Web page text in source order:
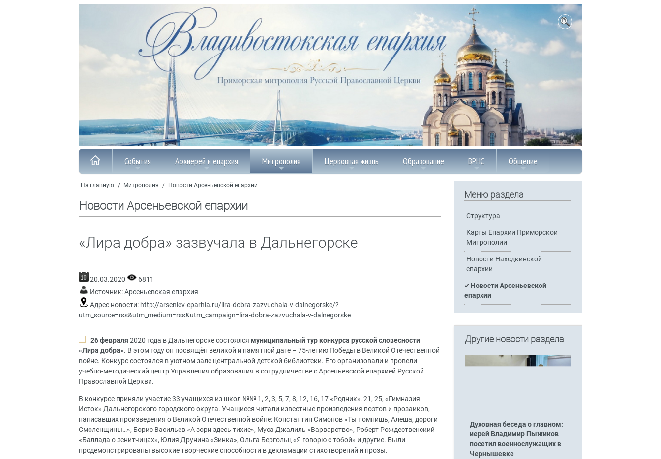
События Архиерей и епархия Митрополия Церковная жизнь Образование ВРНС Общение
На главную / Митрополия / Новости Арсеньевской епархии
Новости Арсеньевской епархии
«Лира добра» зазвучала в Дальнегорске
20.03.2020
6811
Источник:Арсеньевская епархия
Адрес новости: http://arseniev-eparhia.ru/lira-dobra-zazvuchala-v-dalnegorske/?
utm_source=rss&utm_medium=rss&utm_campaign=lira-dobra-zazvuchala-v-dalnegorske
26 февраля 2020 года в Дальнегорске состоялся муниципальный тур конкурса русской словесности
«Лира добра». В этом году он посвящён великой и памятной дате – 75-летию Победы в Великой Отечественной
войне. Конкурс состоялся в уютном зале центральной детской библиотеки. Его организовали и провели
учебно-методический центр Управления образования в сотрудничестве с Арсеньевской епархией Русской
Православной Церкви.
В конкурсе приняли участие 33 учащихся из школ №№ 1, 2, 3, 5, 7, 8, 12, 16, 17 «Родник», 21, 25, «Гимназия
Исток» Дальнегорского городского округа. Учащиеся читали известные произведения поэтов и прозаиков,
написавших произведения о Великой Отечественной войне: Константин Симонов «Ты помнишь, Алеша, дороги
Смоленщины…», Борис Васильев «А зори здесь тихие», Муса Джалиль «Варварство», Роберт Рождественский
«Баллада о зенитчицах», Юлия Друнина «Зинка», Ольга Бергольц «Я говорю с тобой» и другие. Были
продемонстрированы высокие творческие способности в декламации стихотворений и прозы.
Меню раздела
Структура
Карты Епархий Приморской
Митрополии
Новости Находкинской
епархии
Новости Арсеньевской
епархии
Другие новости раздела
Духовная беседа о главном:
иерей Владимир Пыжиков
посетил военнослужащих в
Чернышевке